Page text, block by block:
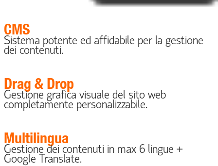
CMS
Sistema potente ed affidabile per la gestione
dei contenuti.
Drag & Drop
Gestione grafica visuale del sito web
completamente personalizzabile.
Multilingua
Gestione dei contenuti in max 6 lingue +
Google Translate.